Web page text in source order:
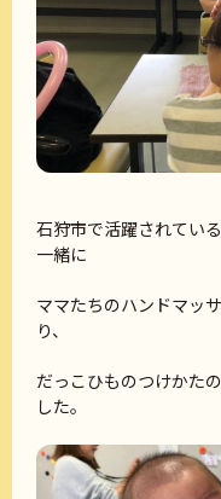
石狩市で活躍されている
一緒に
ママたちのハンドマッ
り、
だっこひものつけかた
した。